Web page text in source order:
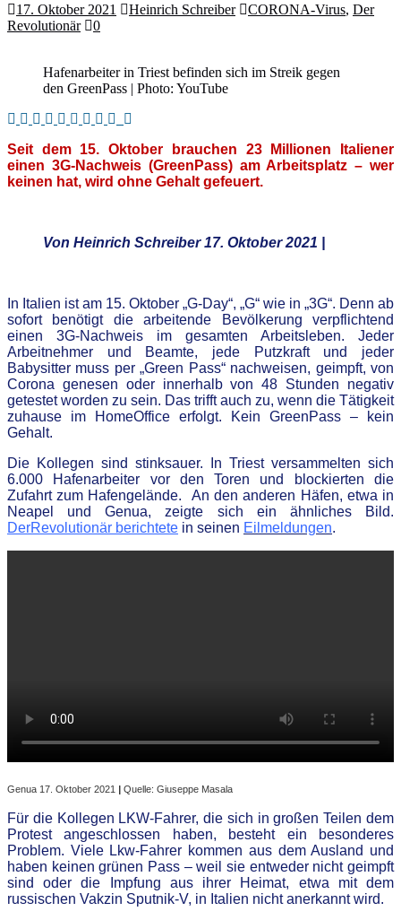
17. Oktober 2021 Heinrich Schreiber CORONA-Virus, Der
Revolutionär
0
Hafenarbeiter in Triest befinden sich im Streik gegen
den GreenPass | Photo: YouTube
Seit dem 15. Oktober brauchen 23 Millionen Italiener
einen 3G-Nachweis (GreenPass) am Arbeitsplatz – wer
keinen hat, wird ohne Gehalt gefeuert.
Von Heinrich Schreiber 17. Oktober 2021 |
In Italien ist am 15. Oktober „G-Day“, „G“ wie in „3G“. Denn ab
sofort benötigt die arbeitende Bevölkerung verpflichtend
einen 3G-Nachweis im gesamten Arbeitsleben. Jeder
Arbeitnehmer und Beamte, jede Putzkraft und jeder
Babysitter muss per „Green Pass“ nachweisen, geimpft,von
Corona genesen oder innerhalb von 48 Stunden negativ
getestet worden zu sein. Das trifft auch zu, wenn die Tätigkeit
zuhause im HomeOffice erfolgt. Kein GreenPass – kein
Gehalt.
Die Kollegen sind stinksauer. In Triest versammelten sich
6.000 Hafenarbeiter vor den Toren und blockierten die
Zufahrt zum Hafengelände. An den anderen Häfen, etwa in
Neapel und Genua, zeigte sich ein ähnliches Bild.
DerRevolutionär berichtete in seinen Eilmeldungen.
Genua 17. Oktober 2021 | Quelle: Giuseppe Masala
Für die Kollegen LKW-Fahrer, die sich in großen Teilen dem
Protest angeschlossen haben, besteht ein besonderes
Problem. Viele Lkw-Fahrer kommen aus dem Ausland und
haben keinen grünen Pass – weil sie entweder nicht geimpft
sind oder die Impfung aus ihrer Heimat, etwa mit dem
russischen Vakzin Sputnik-V, in Italien nicht anerkannt wird.